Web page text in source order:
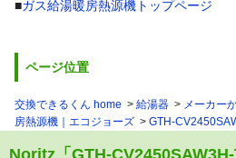
■ガス給湯暖房熱源機トップページ
ページ位置
交換できるくん home 給湯器 メーカー
房熱源機｜エコジョーズ
GTH-
Noritz「GTH-